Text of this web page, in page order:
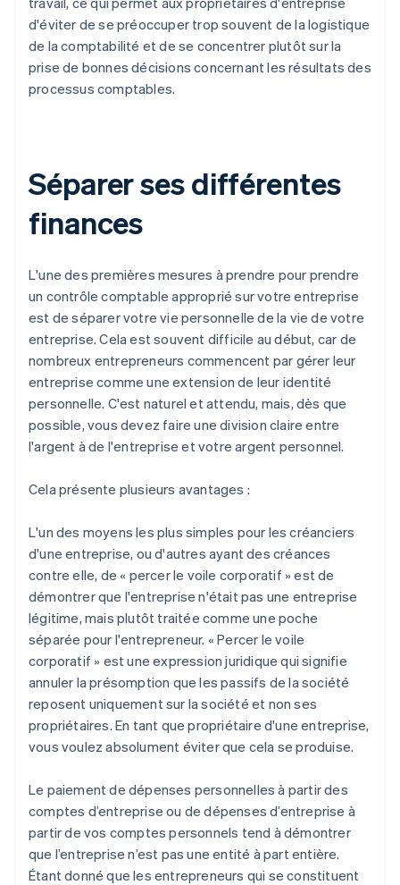
d'éviter de se préoccuper trop souvent de la logistique
de la comptabilité et de se concentrer plutôt sur la
prise de bonnes décisions concernant les résultats des
processus comptables.
Séparer ses différentes
finances
L'une des premières mesures à prendre pour prendre
un contrôle comptable approprié sur votre entreprise
est de séparer votre vie personnelle de la vie de votre
entreprise. Cela est souvent difficile au début, car de
nombreux entrepreneurs commencent par gérer leur
entreprise comme une extension de leur identité
personnelle. C'est naturel et attendu, mais, dès que
possible, vous devez faire une division claire entre
l'argent à de l'entreprise et votre argent personnel.
Cela présente plusieurs avantages :
L'un des moyens les plus simples pour les créanciers
d'une entreprise, ou d'autres ayant des créances
contre elle, de « percer le voile corporatif » est de
démontrer que l'entreprise n'était pas une entreprise
légitime, mais plutôt traitée comme une poche
séparée pour l'entrepreneur. « Percer le voile
corporatif » est une expression juridique qui signifie
annuler la présomption que les passifs de la société
reposent uniquement sur la société et non ses
propriétaires. En tant que propriétaire d'une entreprise,
vous voulez absolument éviter que cela se produise.
Le paiement de dépenses personnelles à partir des
comptes d’entreprise ou de dépenses d’entreprise à
partir de vos comptes personnels tend à démontrer
que l’entreprise n’est pas une entité à part entière.
Étant donné que les entrepreneurs qui se constituent